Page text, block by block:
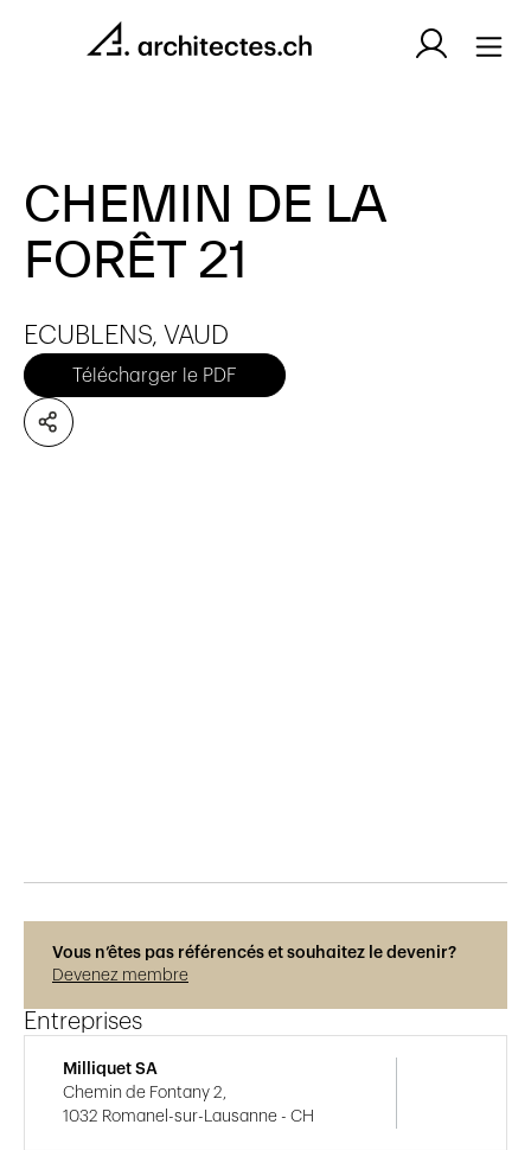
CHEMIN DE LA
FORÊT 21
ECUBLENS, VAUD
Télécharger le PDF
Vous n’êtes pas référencés et souhaitez le devenir?
Devenez membre
Entreprises
Milliquet SA
Chemin de Fontany 2,
1032 Romanel-sur-Lausanne - CH